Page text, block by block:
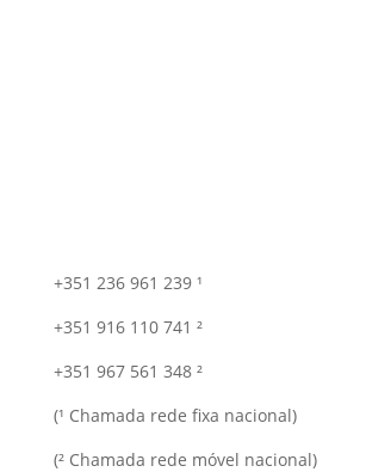
+351 236 961 239 ¹
+351 916 110 741 ²
+351 967 561 348 ²
(¹ Chamada rede fixa nacional)
(² Chamada rede móvel nacional)